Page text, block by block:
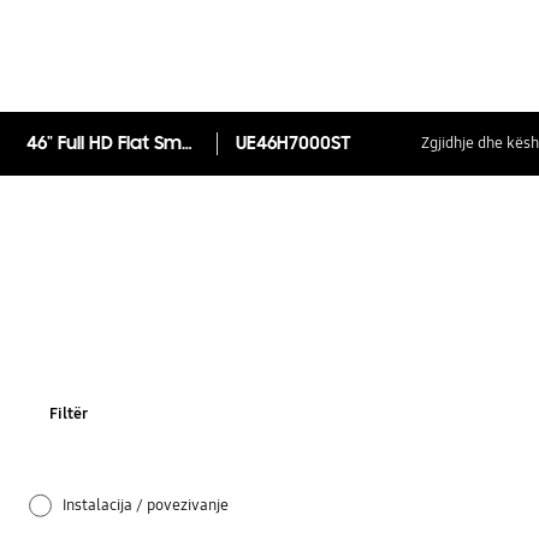
46" Full HD Flat Smart TV H7000 Series 7 UE46H7000ST Zgjidhje dhe
Filtër
Instalacija / povezivanje